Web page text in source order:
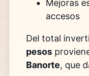
Mejoras
accesos
Del total
pesos
Banorte, que